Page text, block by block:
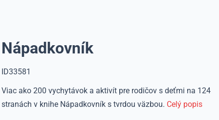
Nápadkovník
ID33581
Viac ako 200 vychytávok a aktivít pre rodičov s deťmi na 124
stranách v knihe Nápadkovník s tvrdou väzbou. Celý popis